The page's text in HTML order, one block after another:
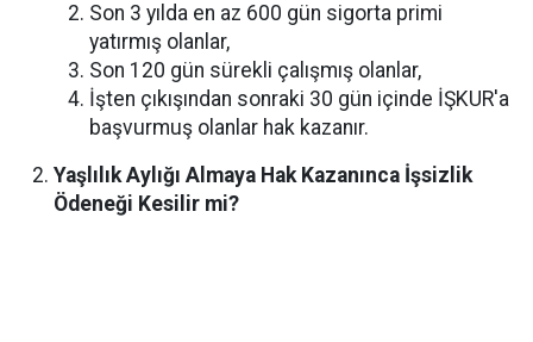
Son 3 yılda en az 600 gün sigorta primi
yatırmış olanlar,
Son 120 gün sürekli çalışmış olanlar,
İşten çıkışından sonraki 30 gün içinde İŞKUR'a
başvurmuş olanlar hak kazanır.
Yaşlılık Aylığı Almaya Hak Kazanınca İşsizlik
Ödeneği Kesilir mi?